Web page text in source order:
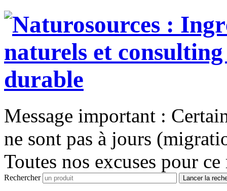
Message important :
ne sont pas à jours
Toutes nos excuses pour ce
Rechercher Lancer la